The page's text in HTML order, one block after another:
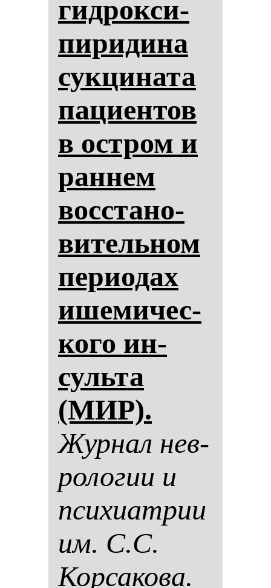
гид­рок­си­
пи­ри­ди­на
сук­ци­на­та
па­ци­ен­тов
в ос­тром и
ран­нем
вос­ста­но­
ви­тель­ном
пе­ри­одах
ише­ми­чес­
ко­го ин­
суль­та
(МИР).
Жур­нал нев­
ро­ло­гии и
пси­хи­ат­рии
им. С.С.
Кор­са­ко­ва.